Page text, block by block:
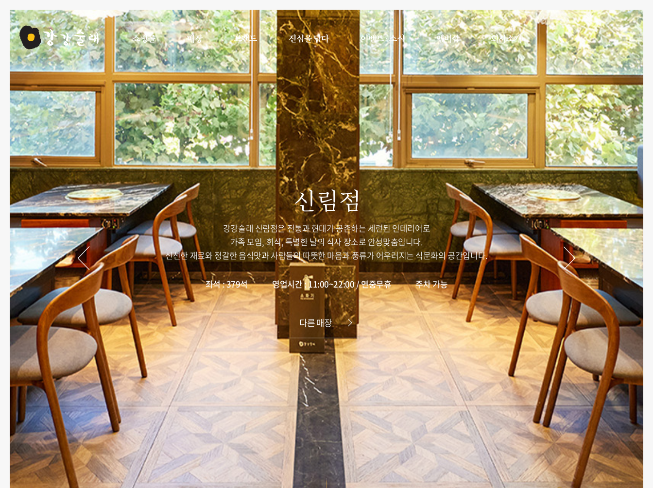
쇼핑몰 매장 브랜드 진심을 담다 이벤트 · 소식 멤버십 회사소개
신림점
강강술래 신림점은 전통과 현대가 공존하는 세련된 인테리어로
가족 모임, 회식, 특별한 날의 식사 장소로 안성맞춤입니다.
신선한 재료와 정갈한 음식맛과 사람들의 따뜻한 마음과 풍류가 어우러지는 식문화의 공간입니다.
좌석 : 379석 영업시간 : 11:00~22:00 / 연중무휴 주차 가능
다른 매장